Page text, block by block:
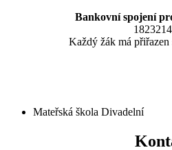
Bankovní spojení
Každý žák má
Mateřská škola Divadelní